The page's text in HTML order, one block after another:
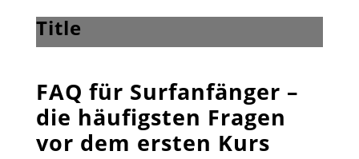
Title
FAQ für Surfanfänger –
die häufigsten Fragen
vor dem ersten Kurs